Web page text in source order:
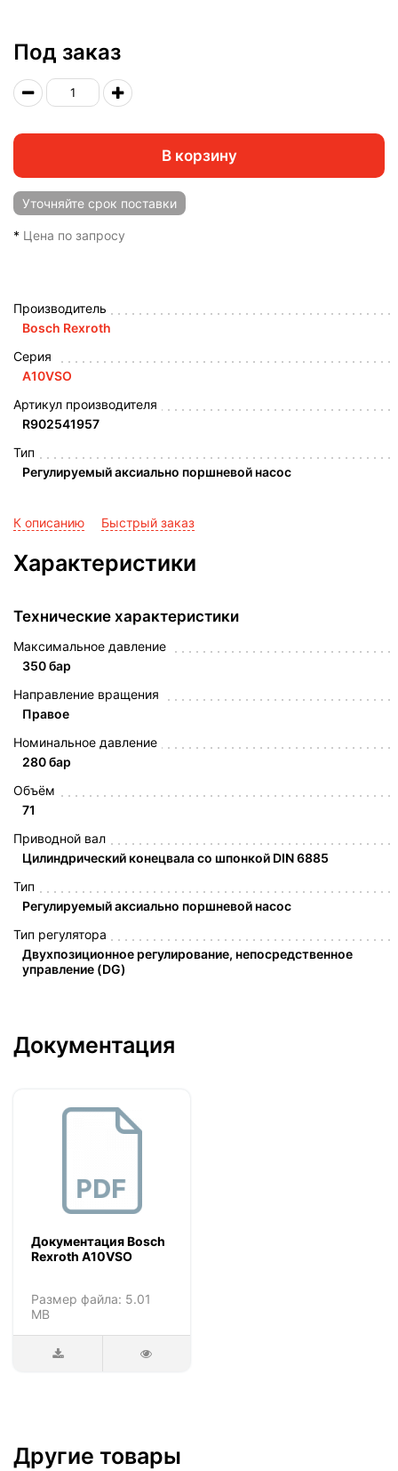
Под заказ
В корзину
Уточняйте срок поставки
* Цена по запросу
Производитель
Bosch Rexroth
Серия
A10VSO
Артикул производителя
R902541957
Тип
Регулируемый аксиально поршневой насос
К описанию Быстрый заказ
Характеристики
Технические характеристики
Максимальное давление
350 бар
Направление вращения
Правое
Номинальное давление
280 бар
Объём
71
Приводной вал
Цилиндрический конецвала со шпонкой DIN 6885
Тип
Регулируемый аксиально поршневой насос
Тип регулятора
Двухпозиционное регулирование, непосредственное
управление (DG)
Документация
Документация Bosch
Rexroth A10VSO
Размер файла: 5.01
MB
Другие товары